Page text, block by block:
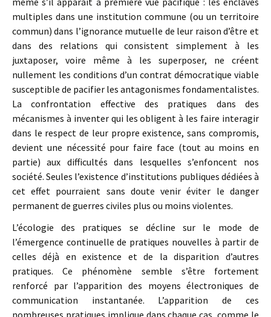
multiples dans une institution commune (ou un territoire
commun) dans l’ignorance mutuelle de leur raison d’être et
dans des relations qui consistent simplement à les
juxtaposer, voire même à les superposer, ne créent
nullement les conditions d’un contrat démocratique viable
susceptible de pacifier les antagonismes fondamentalistes.
La confrontation effective des pratiques dans des
mécanismes à inventer qui les obligent à les faire interagir
dans le respect de leur propre existence, sans compromis,
devient une nécessité pour faire face (tout au moins en
partie) aux difficultés dans lesquelles s’enfoncent nos
société. Seules l’existence d’institutions publiques dédiées à
cet effet pourraient sans doute venir éviter le danger
permanent de guerres civiles plus ou moins violentes.
L’écologie des pratiques se décline sur le mode de
l’émergence continuelle de pratiques nouvelles à partir de
celles déjà en existence et de la disparition d’autres
pratiques. Ce phénomène semble s’être fortement
renforcé par l’apparition des moyens électroniques de
communication instantanée. L’apparition de ces
nombreuses pratiques implique dans chaque cas, comme le